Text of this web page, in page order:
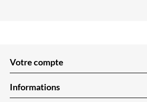
Votre compte
Informations